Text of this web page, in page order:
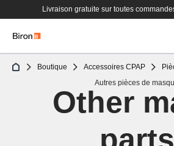
Livraison gratuite sur toutes
au
Other
Boutique Accessoires CPAP
Autres pièces de